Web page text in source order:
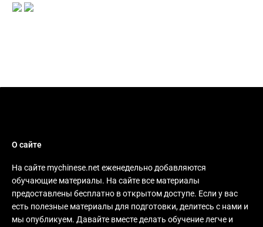
О сайте
На сайте mychinese.net еженедельно добавляются
обучающие материалы. На сайте все материалы
предоставлены бесплатно в открытом доступе. Если у вас
есть полезные материалы для подготовки, делитесь с нами и
мы опубликуем. Давайте вместе делать обучение легче и